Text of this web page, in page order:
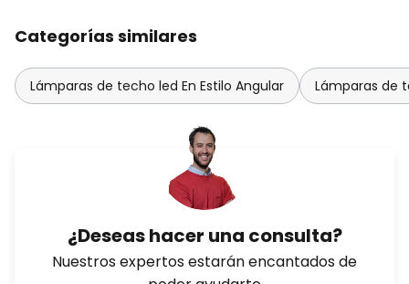
Categorías similares
Lámparas de techo led En Estilo Angular Lámparas de
¿Deseas hacer una consulta?
Nuestros expertos estarán encantados de